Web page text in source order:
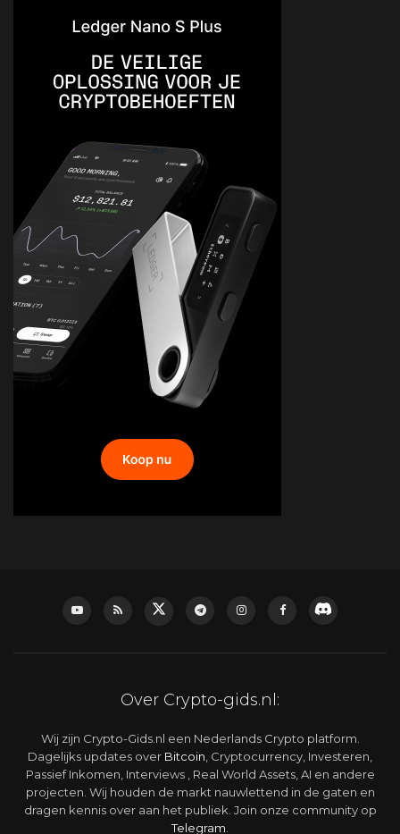
Over Crypto-gids.nl:
Wij zijn Crypto-Gids.nl een Nederlands Crypto platform.
Dagelijks updates over Bitcoin, Cryptocurrency, Investeren,
Passief Inkomen, Interviews , Real World Assets, AI en andere
projecten. Wij houden de markt nauwlettend in de gaten en
dragen kennis over aan het publiek. Join onze community op
Telegram.